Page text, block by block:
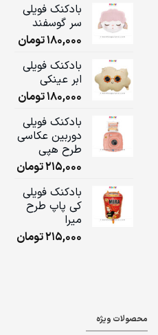
بادکنک فویلی
سر گوسفند
180,000تومان
بادکنک فویلی
ابر عینکی
180,000تومان
بادکنک فویلی
دوربین عکاسی
طرح هپی
215,000تومان
بادکنک فویلی
کی پاپ طرح
میرا
215,000تومان
محصولات ویژه